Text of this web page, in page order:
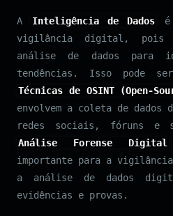
A Inteligência de Dados
é
vigilância digital, pois
análise de dados para
tendências. Isso pode
Técnicas de OSINT (Open-
envolvem a coleta de dados
redes sociais, fóruns e
Análise Forense Digital
importante para a
a análise de dados
evidências e provas.